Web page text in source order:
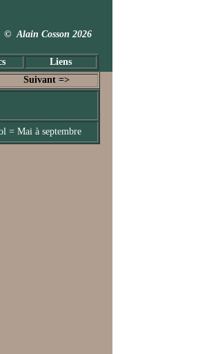
Alain Cosson 2026
Liens
Suivant =>
= Mai à septembre